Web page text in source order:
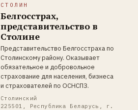
СТОЛИН
Белгосстрах,
представительство в
Столине
Представительство Белгосстраха по
Столинскому району. Оказывает
обязательное и добровольное
страхование для населения, бизнеса
и страхователей по ОСНСПЗ.
Столинский
225501, Республика Беларусь, г.